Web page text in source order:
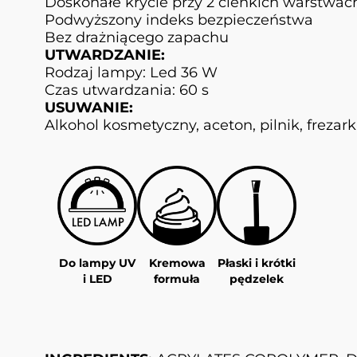
Podwyższony indeks bezpieczeństwa
Bez drażniącego zapachu
UTWARDZANIE:
Rodzaj lampy: Led 36 W
Czas utwardzania: 60 s
USUWANIE:
Alkohol kosmetyczny, aceton, pilnik,
Do lampy UV
i LED
Kremowa
formuła
Płaski i krótki
pędzelek